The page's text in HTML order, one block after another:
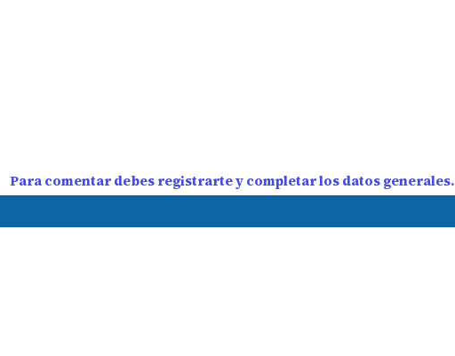
Para comentar debes registrarte y completar los datos generales.